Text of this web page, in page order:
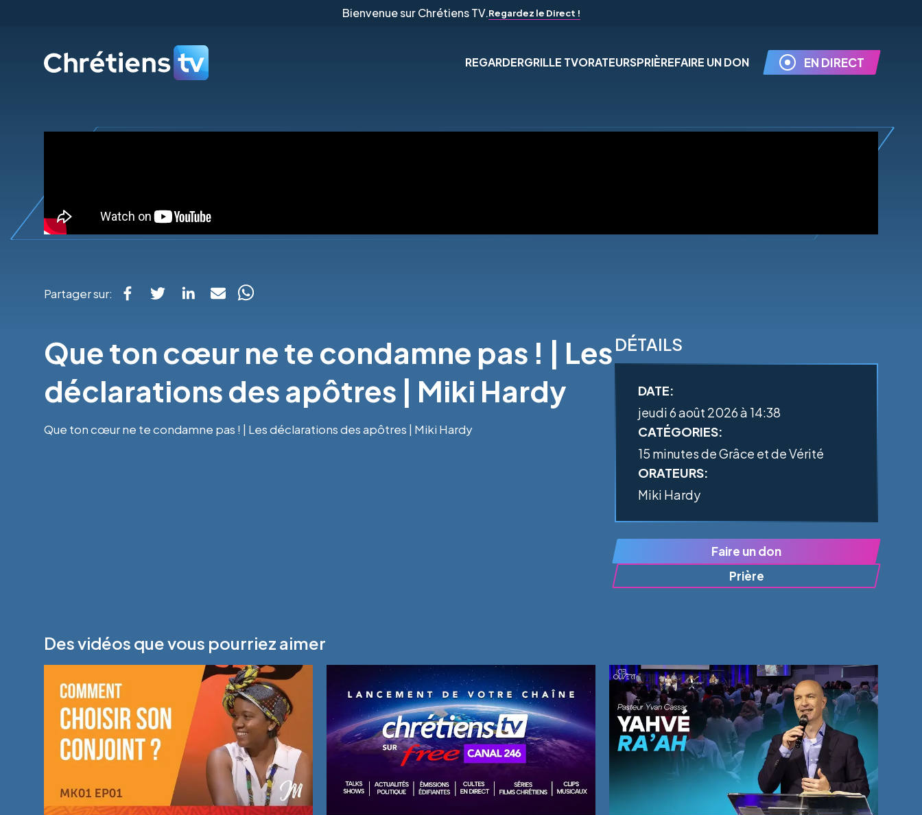
Bienvenue sur Chrétiens TV.Regardez le Direct !
REGARDERGRILLE TVORATEURSPRIÈREFAIRE UN DON EN DIRECT
Partager sur:
Que ton cœur ne te condamne pas ! | Les
déclarations des apôtres | Miki Hardy
Que ton cœur ne te condamne pas ! | Les déclarations des apôtres | Miki Hardy
DÉTAILS
DATE:
jeudi 6 août 2026 à 14:38
CATÉGORIES:
15 minutes de Grâce et de Vérité
ORATEURS:
Miki Hardy
Faire un don
Prière
Des vidéos que vous pourriez aimer